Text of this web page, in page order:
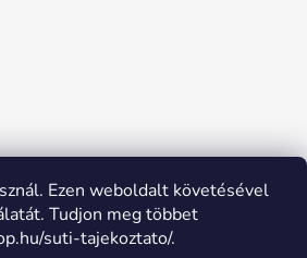
Ezen weboldalt követésével
Tudjon meg többet
suti-tajekoztato/.